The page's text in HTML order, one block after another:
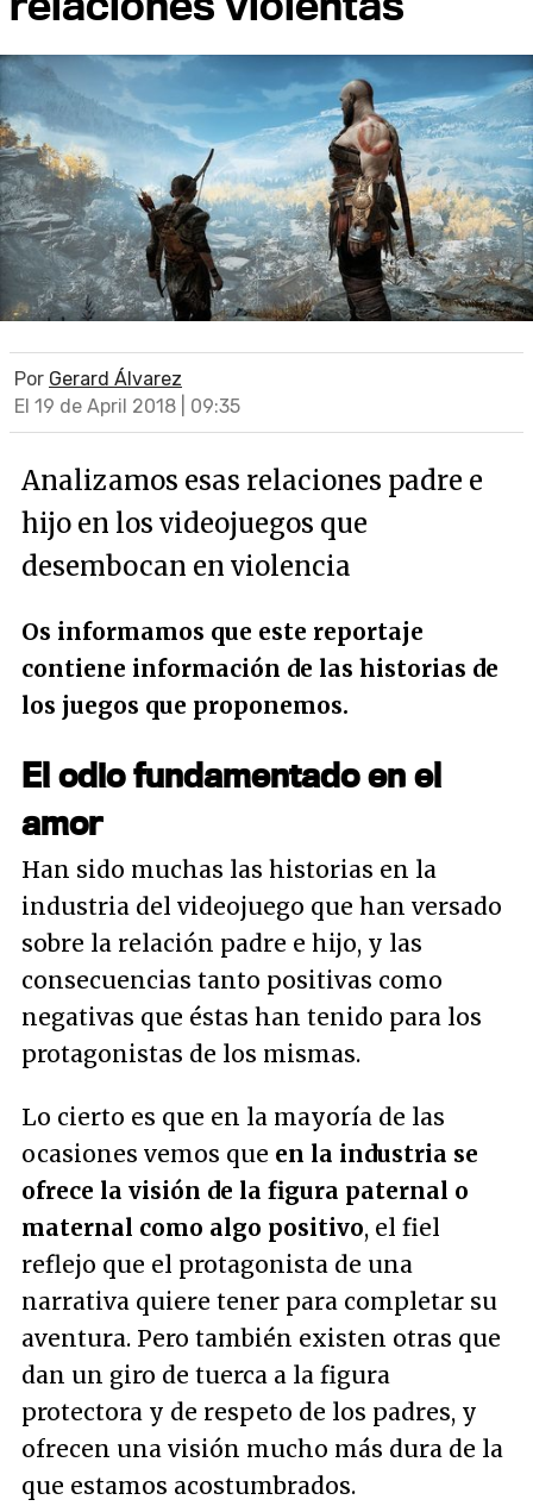
Por Gerard Álvarez
El 19 de April 2018 | 09:35
Analizamos esas relaciones padre e
hijo en los videojuegos que
desembocan en violencia
Os informamos que este reportaje
contiene información de las historias de
los juegos que proponemos.
El odio fundamentado en el
amor
Han sido muchas las historias en la
industria del videojuego que han versado
sobre la relación padre e hijo, y las
consecuencias tanto positivas como
negativas que éstas han tenido para los
protagonistas de los mismas.
Lo cierto es que en la mayoría de las
ocasiones vemos que en la industria se
ofrece la visión de la figura paternal o
maternal como algo positivo, el fiel
reflejo que el protagonista de una
narrativa quiere tener para completar su
aventura. Pero también existen otras que
dan un giro de tuerca a la figura
protectora y de respeto de los padres, y
ofrecen una visión mucho más dura de la
que estamos acostumbrados.